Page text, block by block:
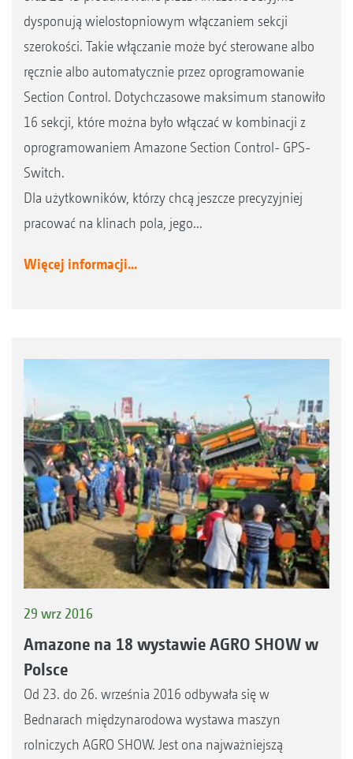
dysponują wielostopniowym włączaniem sekcji
szerokości. Takie włączanie może być sterowane albo
ręcznie albo automatycznie przez oprogramowanie
Section Control. Dotychczasowe maksimum stanowiło
16 sekcji, które można było włączać w kombinacji z
oprogramowaniem Amazone Section Control- GPS-
Switch.
Dla użytkowników, którzy chcą jeszcze precyzyjniej
pracować na klinach pola, jego...
Więcej informacji...
29 wrz 2016
Amazone na 18 wystawie AGRO SHOW w
Polsce
Od 23. do 26. września 2016 odbywała się w
Bednarach międzynarodowa wystawa maszyn
rolniczych AGRO SHOW. Jest ona najważniejszą